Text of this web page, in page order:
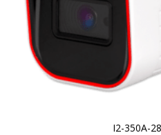
I2-350A-